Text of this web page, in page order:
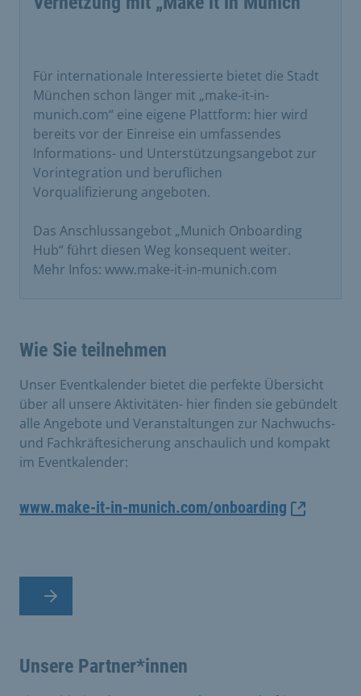
Für internationale Interessierte bietet die Stadt
München schon länger mit „make-it-in-
munich.com“ eine eigene Plattform: hier wird
bereits vor der Einreise ein umfassendes
Informations- und Unterstützungsangebot zur
Vorintegration und beruflichen
Vorqualifizierung angeboten.
Das Anschlussangebot „Munich Onboarding
Hub“ führt diesen Weg konsequent weiter.
Mehr Infos: www.make-it-in-munich.com
Wie Sie teilnehmen
Unser Eventkalender bietet die perfekte Übersicht
über all unsere Aktivitäten- hier finden sie gebündelt
alle Angebote und Veranstaltungen zur Nachwuchs-
und Fachkräftesicherung anschaulich und kompakt
im Eventkalender:
www.make-it-in-munich.com/onboarding
Unsere Partner*innen